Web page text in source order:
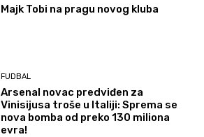
Majk Tobi na pragu novog kluba
FUDBAL
Arsenal novac predviđen za
Vinisijusa troše u Italiji: Sprema se
nova bomba od preko 130 miliona
evra!